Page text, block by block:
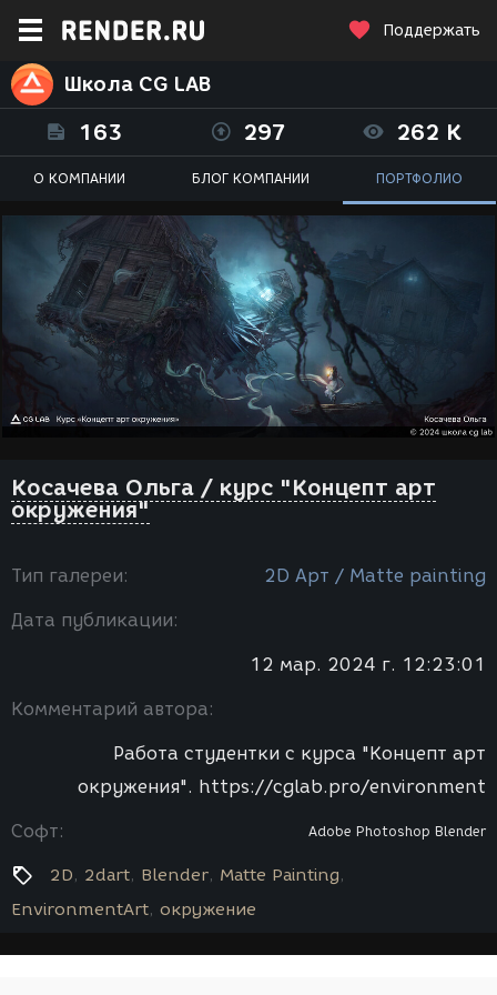
Поддержать
Школа CG LAB
163 297 262 K
О КОМПАНИИ БЛОГ КОМПАНИИ ПОРТФОЛИО
Косачева Ольга / курс "Концепт арт
окружения"
Тип галереи: 2D Арт / Мatte painting
Дата публикации:
12 мар. 2024 г. 12:23:01
Комментарий автора:
Работа студентки с курса "Концепт арт
окружения". https://cglab.pro/environment
Софт: Adobe Photoshop Blender
2D 2dart Blender
Matte Painting
EnvironmentArt окружение